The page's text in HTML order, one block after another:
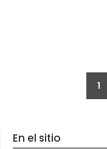
1
En el sitio